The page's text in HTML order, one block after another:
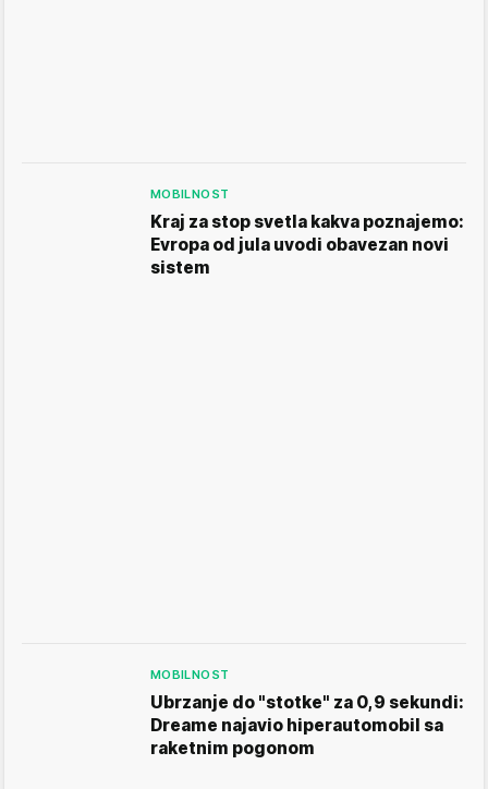
MOBILNOST
Kraj za stop svetla kakva poznajemo:
Evropa od jula uvodi obavezan novi
sistem
MOBILNOST
Ubrzanje do "stotke" za 0,9 sekundi:
Dreame najavio hiperautomobil sa
raketnim pogonom